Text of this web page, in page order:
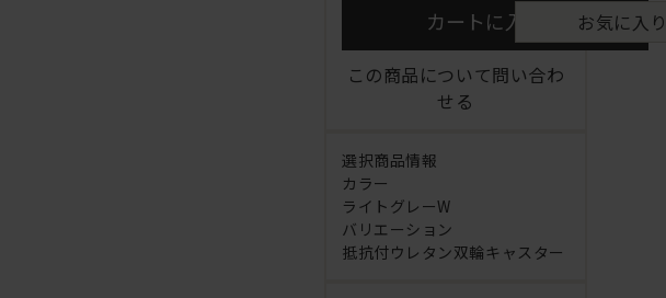
カートに入れる お気に入
この商品について問い合わ
せる
選択商品情報
カラー
ライトグレーW
バリエーション
抵抗付ウレタン双輪キャスター